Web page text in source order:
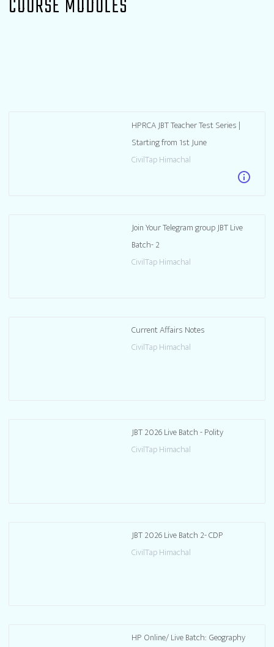
COURSE MODULES
HPRCA JBT Teacher Test Series |
Starting from 1st June
CivilTap Himachal
info
Join Your Telegram group JBT Live
Batch- 2
CivilTap Himachal
Current Affairs Notes
CivilTap Himachal
JBT 2026 Live Batch - Polity
CivilTap Himachal
JBT 2026 Live Batch 2- CDP
CivilTap Himachal
HP Online/ Live Batch: Geography